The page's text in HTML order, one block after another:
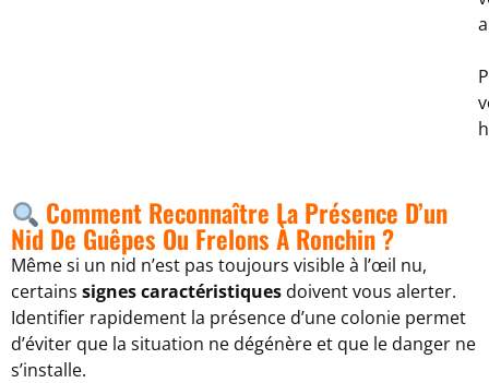
Comment Reconnaître La Présence D’un
Nid De Guêpes Ou Frelons À Ronchin ?
Même si un nid n’est pas toujours visible à l’œil nu,
certains signes caractéristiques doivent vous alerter.
Identifier rapidement la présence d’une colonie permet
d’éviter que la situation ne dégénère et que le danger ne
s’installe.